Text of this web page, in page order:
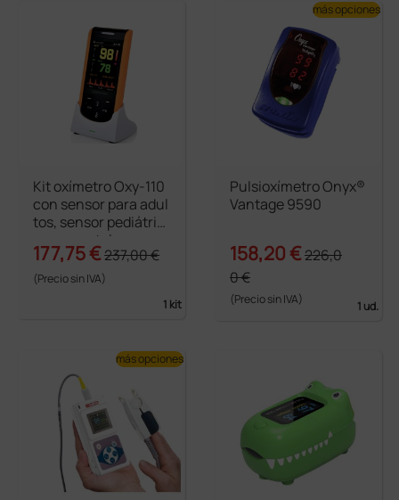
Kit oxímetro Oxy-110
con sensor para adul
tos, sensor pediátric
o y neonatal
177,75 €237,00 €
(Precio sin IVA)
1 kit
Pulsioxímetro Onyx®
Vantage 9590
158,20 €226,0
0 €
(Precio sin IVA) 1 ud.
más opciones
más opciones